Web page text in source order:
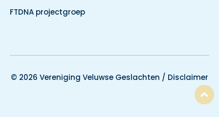
FTDNA projectgroep
© 2026 Vereniging Veluwse Geslachten / Disclaimer